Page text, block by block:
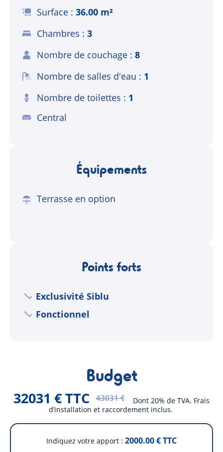
Surface
36.00 m²
Chambres
3
Nombre de couchage
8
Nombre de salles d'eau
1
Nombre de toilettes
1
Central
Équipements
Terrasse en option
Points forts
Exclusivité Siblu
Fonctionnel
Budget
32031 € TTC 43031 €
Dont 20% de TVA. Frais
d’installation et raccordement inclus.
Indiquez votre apport 2000.00€ TTC